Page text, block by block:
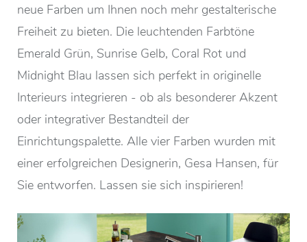
neue Farben um Ihnen noch mehr gestalterische
Freiheit zu bieten. Die leuchtenden Farbtöne
Emerald Grün, Sunrise Gelb, Coral Rot und
Midnight Blau lassen sich perfekt in originelle
Interieurs integrieren - ob als besonderer Akzent
oder integrativer Bestandteil der
Einrichtungspalette. Alle vier Farben wurden mit
einer erfolgreichen Designerin, Gesa Hansen, für
Sie entworfen. Lassen sie sich inspirieren!